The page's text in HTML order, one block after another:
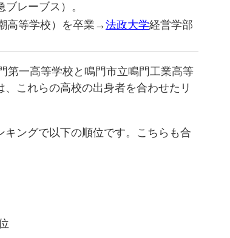
レーブス）。
高等学校）を卒業→法政大学経営学部
第一高等学校と鳴門市立鳴門工業高等
これらの高校の出身者を合わせたリ
ングで以下の順位です。こちらも合